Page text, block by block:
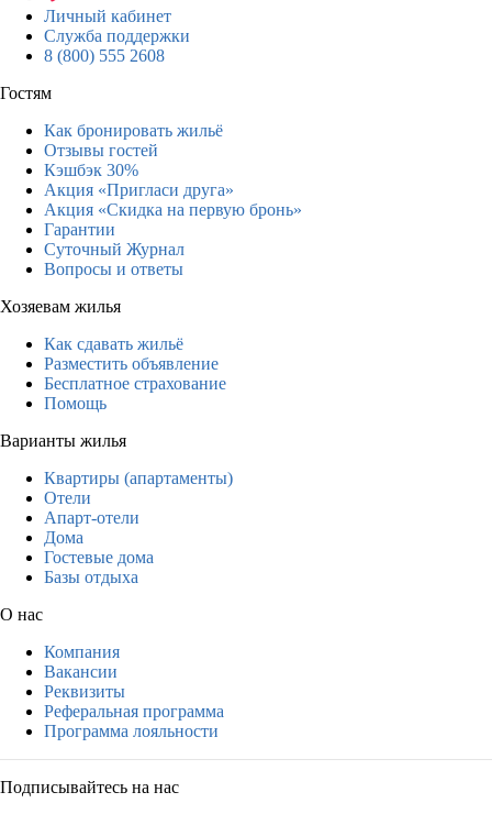
Личный кабинет
Служба поддержки
8 (800) 555 2608
Гостям
Как бронировать жильё
Отзывы гостей
Кэшбэк 30%
Акция «Пригласи друга»
Акция «Скидка на первую бронь»
Гарантии
Суточный Журнал
Вопросы и ответы
Хозяевам жилья
Как сдавать жильё
Разместить объявление
Бесплатное страхование
Помощь
Варианты жилья
Квартиры (апартаменты)
Отели
Апарт-отели
Дома
Гостевые дома
Базы отдыха
О нас
Компания
Вакансии
Реквизиты
Реферальная программа
Программа лояльности
Подписывайтесь на нас